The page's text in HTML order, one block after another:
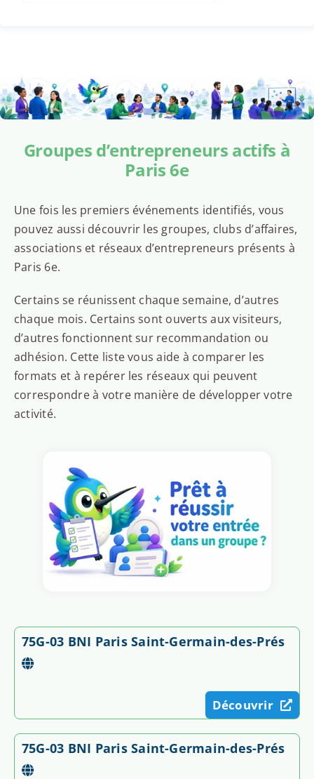
Groupes d’entrepreneurs actifs à
Paris 6e
Une fois les premiers événements identifiés, vous
pouvez aussi découvrir les groupes, clubs d’affaires,
associations et réseaux d’entrepreneurs présents à
Paris 6e.
Certains se réunissent chaque semaine, d’autres
chaque mois. Certains sont ouverts aux visiteurs,
d’autres fonctionnent sur recommandation ou
adhésion. Cette liste vous aide à comparer les
formats et à repérer les réseaux qui peuvent
correspondre à votre manière de développer votre
activité.
75G-03 BNI Paris Saint-Germain-des-Prés
Découvrir
75G-03 BNI Paris Saint-Germain-des-Prés